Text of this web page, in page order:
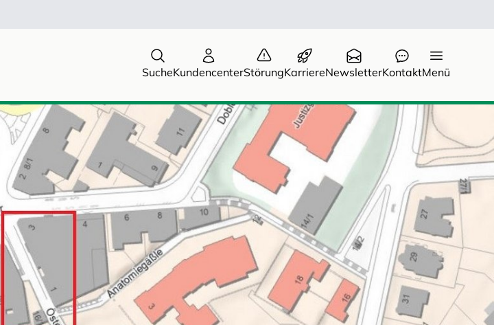
SucheKundencenterStörungKarriereNewsletterKontaktMenü